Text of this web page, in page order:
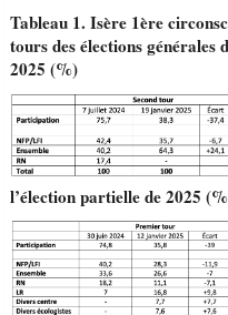
Tableau 1. Isère 1ère
tours des élections générales
2025 (%)
l’élection partielle de 2025